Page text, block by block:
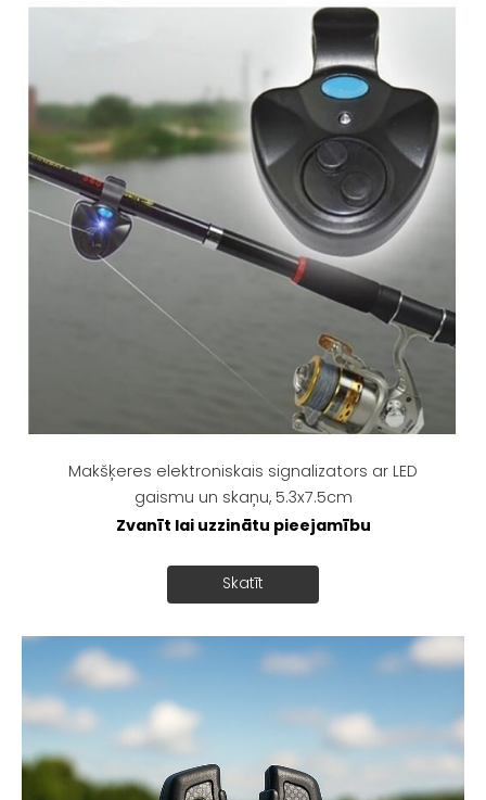
Makšķeres elektroniskais signalizators ar LED
gaismu un skaņu, 5.3x7.5cm
Zvanīt lai uzzinātu pieejamību
Skatīt